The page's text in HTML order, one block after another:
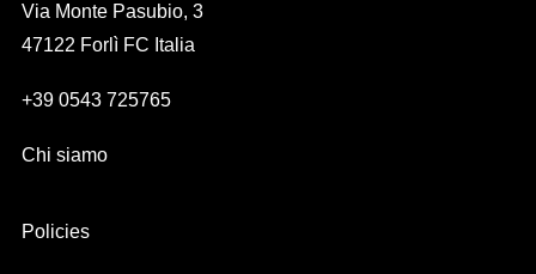
Via Monte Pasubio, 3
47122 Forlì FC Italia
+39 0543 725765
Chi siamo
Policies